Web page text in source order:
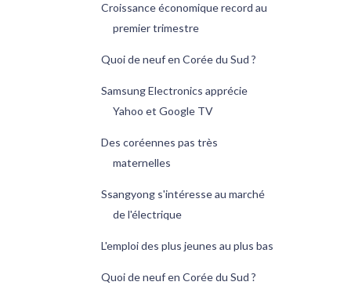
Croissance économique record au
premier trimestre
Quoi de neuf en Corée du Sud ?
Samsung Electronics apprécie
Yahoo et Google TV
Des coréennes pas très
maternelles
Ssangyong s'intéresse au marché
de l'électrique
L'emploi des plus jeunes au plus bas
Quoi de neuf en Corée du Sud ?